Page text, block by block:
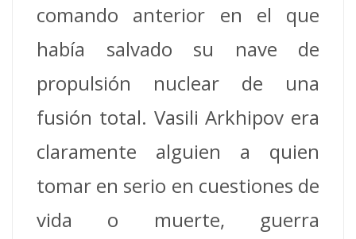
comando anterior en el que
había salvado su nave de
propulsión nuclear de una
fusión total. Vasili Arkhipov era
claramente alguien a quien
tomar en serio en cuestiones de
vida o muerte, guerra